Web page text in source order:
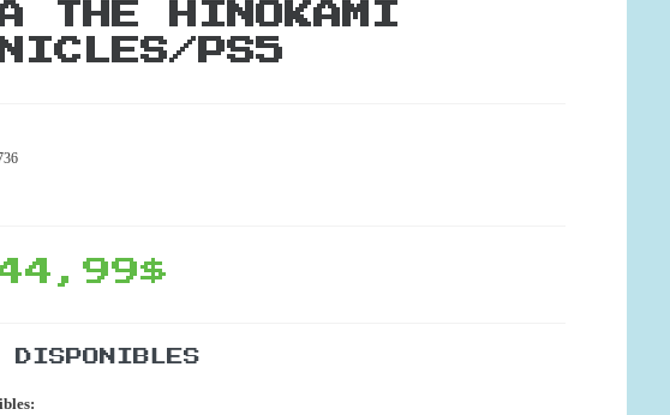
THE HINOKAMI
PS5
DISPONIBLES